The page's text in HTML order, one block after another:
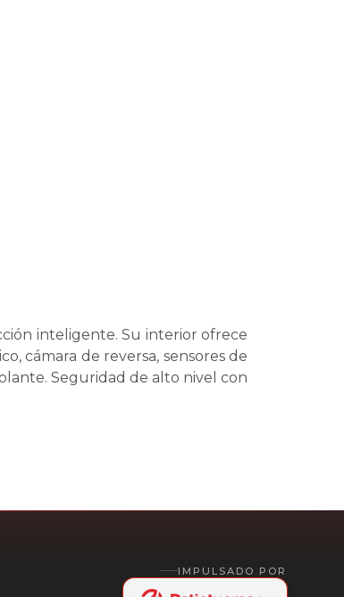
inteligente. Su interior ofrece
cámara de reversa, sensores de
Seguridad de alto nivel con
IMPULSADO POR